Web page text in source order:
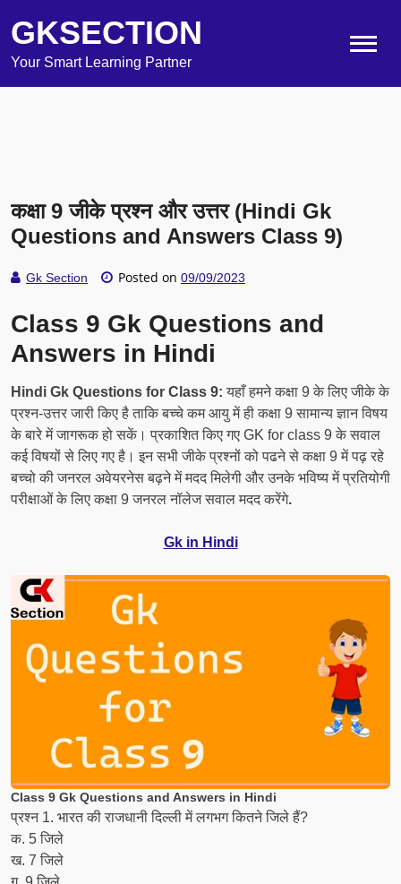
GKSECTION
Your Smart Learning Partner
कक्षा 9 जीके प्रश्न और उत्तर (Hindi Gk
Questions and Answers Class 9)
Gk Section Posted on 09/09/2023
Class 9 Gk Questions and
Answers in Hindi
Hindi Gk Questions for Class 9:यहाँ हमने कक्षा 9 के लिए जीके के
प्रश्न-उत्तर जारी किए है ताकि बच्चे कम आयु में ही कक्षा 9 सामान्य ज्ञान विषय
के बारे में जागरूक हो सकें। प्रकाशित किए गए GK for class 9 के सवाल
कई विषयों से लिए गए है। इन सभी जीके प्रश्नों को पढने से कक्षा 9 में पढ़ रहे
बच्चो की जनरल अवेयरनेस बढ़ने में मदद मिलेगी और उनके भविष्य में प्रतियोगी
परीक्षाओं के लिए कक्षा 9 जनरल नॉलेज सवाल मदद करेंगे.
Gk in Hindi
Class 9 Gk Questions and Answers in Hindi
प्रश्न 1. भारत की राजधानी दिल्ली में लगभग कितने जिले हैं?
क. 5 जिले
ख. 7 जिले